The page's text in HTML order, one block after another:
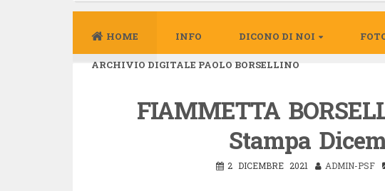
HOME INFO DICONO DI NOI
ARCHIVIO DIGITALE PAOLO BORSELLINO
FIAMMETTA
Stampa
2 DICEMBRE 2021 ADMIN-PSF